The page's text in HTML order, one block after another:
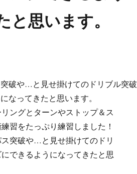
と思います。
ングとターンやストップ＆ス
習をたっぷり練習しました！
突破や…と見せ掛けてのドリ
できるようになってきたと思